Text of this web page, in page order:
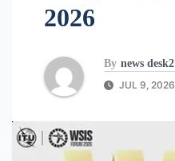
2026
By news desk2
JUL 9, 2026